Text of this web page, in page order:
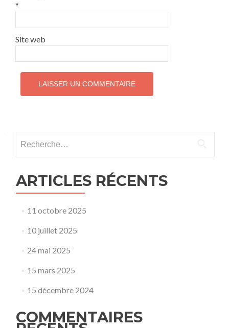
*
Site web
ARTICLES RÉCENTS
11 octobre 2025
10 juillet 2025
24 mai 2025
15 mars 2025
15 décembre 2024
COMMENTAIRES